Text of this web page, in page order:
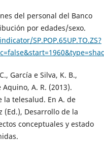
del personal del Banco
por edades/sexo.
SP.POP.65UP.TO.ZS?
García e Silva, K. B.,
A. R. (2013).
la telesalud. En A. de
(Ed.), Desarrollo de la
conceptuales y estado